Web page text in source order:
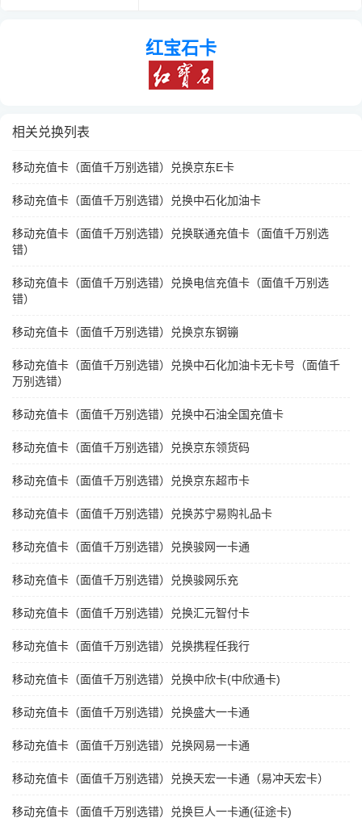
红宝石卡
相关兑换列表
移动充值卡（面值千万别选错）兑换京东E卡
移动充值卡（面值千万别选错）兑换中石化加油卡
移动充值卡（面值千万别选错）兑换联通充值卡（面值千万别选
错）
移动充值卡（面值千万别选错）兑换电信充值卡（面值千万别选
错）
移动充值卡（面值千万别选错）兑换京东钢镚
移动充值卡（面值千万别选错）兑换中石化加油卡无卡号（面值千
万别选错）
移动充值卡（面值千万别选错）兑换中石油全国充值卡
移动充值卡（面值千万别选错）兑换京东领货码
移动充值卡（面值千万别选错）兑换京东超市卡
移动充值卡（面值千万别选错）兑换苏宁易购礼品卡
移动充值卡（面值千万别选错）兑换骏网一卡通
移动充值卡（面值千万别选错）兑换骏网乐充
移动充值卡（面值千万别选错）兑换汇元智付卡
移动充值卡（面值千万别选错）兑换携程任我行
移动充值卡（面值千万别选错）兑换中欣卡(中欣通卡)
移动充值卡（面值千万别选错）兑换盛大一卡通
移动充值卡（面值千万别选错）兑换网易一卡通
移动充值卡（面值千万别选错）兑换天宏一卡通（易冲天宏卡）
移动充值卡（面值千万别选错）兑换巨人一卡通(征途卡)